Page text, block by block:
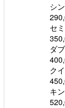
シ
セ
ダ
ク
キ